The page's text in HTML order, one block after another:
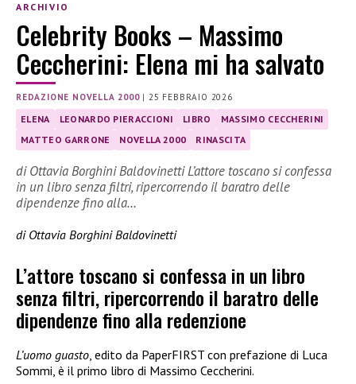
ARCHIVIO
Celebrity Books – Massimo
Ceccherini: Elena mi ha salvato
REDAZIONE NOVELLA 2000| 25 FEBBRAIO 2026
ELENA LEONARDO PIERACCIONI LIBRO
MASSIMO CECCHERINI
MATTEO GARRONE
NOVELLA 2000 RINASCITA
di Ottavia Borghini Baldovinetti L’attore toscano si confessa
in un libro senza filtri, ripercorrendo il baratro delle
dipendenze fino alla…
di Ottavia Borghini Baldovinetti
L’attore toscano si confessa in un libro
senza filtri, ripercorrendo il baratro delle
dipendenze fino alla redenzione
L’uomo guasto , edito da PaperFIRST con prefazione di Luca
Sommi, è il primo libro di Massimo Ceccherini.